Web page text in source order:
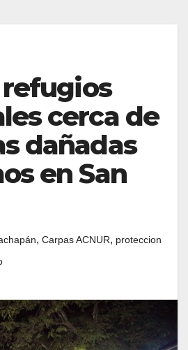
cerca de
dañadas
en San
, Carpas ACNUR, proteccion